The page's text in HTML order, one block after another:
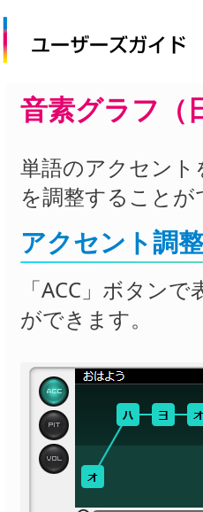
音素グラフ（
単語のアクセン
を調整すること
アクセント調整
「ACC」ボタン
ができます。